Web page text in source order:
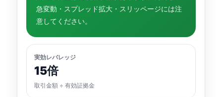
急変動・スプレッド拡大・スリッページには注
意してください。
実効レバレッジ
15倍
取引金額 ÷ 有効証拠金